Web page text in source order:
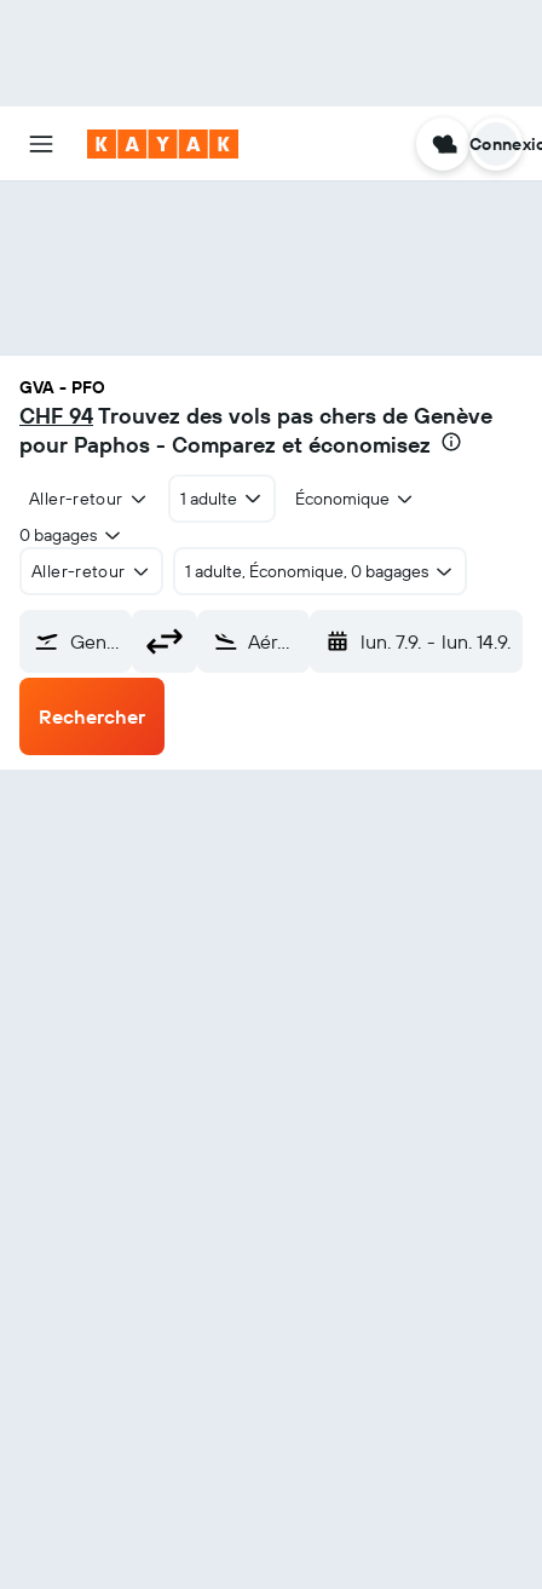
GVA - PFO
CHF 94Trouvez des vols pas chers de Genève
pour Paphos - Comparez et économisez
Aller-retour 1 adulte
Économique
0 bagages
Aller-retour
1 adulte, Économique, 0 bagages
Genève-Cointrin (GVA) Aéroport de Paphos (Intl) (PFO) lun. 7.9. - lun. 14.9.
Rechercher